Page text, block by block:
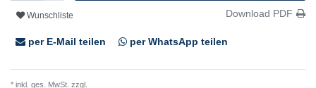
Wunschliste Download PDF
per E-Mail teilen per WhatsApp teilen
* inkl. ges. MwSt. zzgl.